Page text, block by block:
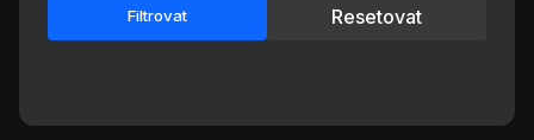
Filtrovat Resetovat